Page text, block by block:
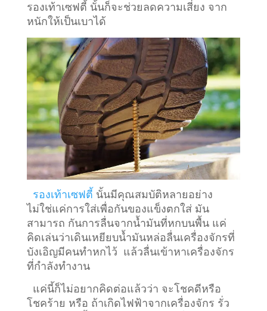
รองเท้าเซฟตี้ นั้นก็จะช่วยลดความเสี่ยง จาก
หนักให้เป็นเบาได้
รองเท้าเซฟตี้ นั้นมีคุณสมบัติหลายอย่าง
ไม่ใช่แค่การใส่เพื่อกันของแข็งตกใส่ มัน
สามารถ กันการลื่นจากน้ำมันที่หกบนพื้น แค่
คิดเล่นว่าเดินเหยียบน้ำมันหล่อลื่นเครื่องจักรที่
บังเอิญมีคนทำหกไว้ แล้วลื่นเข้าหาเครื่องจักร
ที่กำลังทำงาน
แค่นี้ก็ไม่อยากคิดต่อแล้วว่า จะโชคดีหรือ
โชคร้าย หรือ ถ้าเกิดไฟฟ้าจากเครื่องจักร รั่ว